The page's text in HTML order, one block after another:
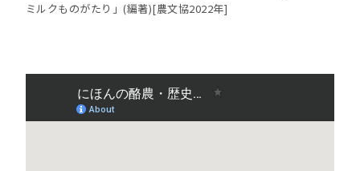
ミルクものがたり」(編著)[農文協2022年]